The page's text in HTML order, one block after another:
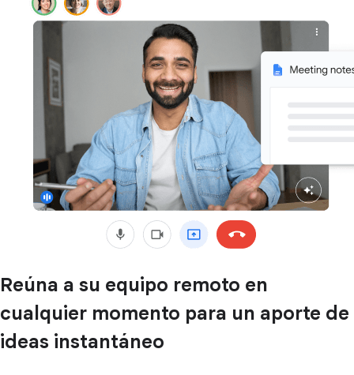
Reúna a su equipo remoto en
cualquier momento para un aporte de
ideas instantáneo